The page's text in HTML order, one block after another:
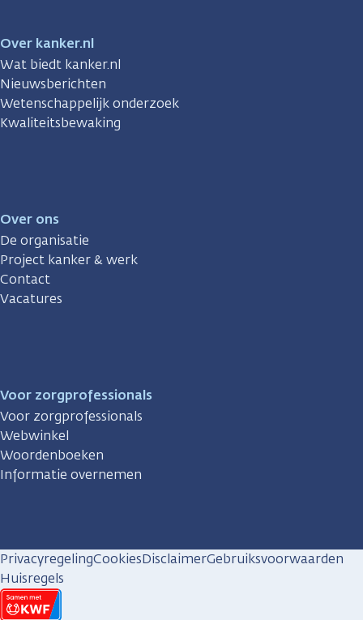
Over kanker.nl
Wat biedt kanker.nl
Nieuwsberichten
Wetenschappelijk onderzoek
Kwaliteitsbewaking
Over ons
De organisatie
Project kanker & werk
Contact
Vacatures
Voor zorgprofessionals
Voor zorgprofessionals
Webwinkel
Woordenboeken
Informatie overnemen
PrivacyregelingCookiesDisclaimerGebruiksvoorwaarden
Huisregels